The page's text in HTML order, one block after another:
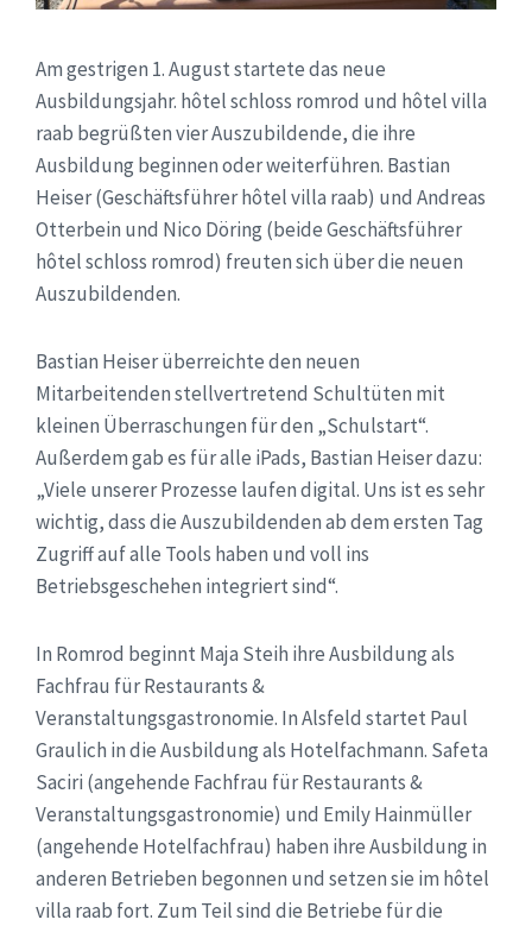
Am gestrigen 1. August startete das neue
Ausbildungsjahr. hôtel schloss romrod und hôtel villa
raab begrüßten vier Auszubildende, die ihre
Ausbildung beginnen oder weiterführen. Bastian
Heiser (Geschäftsführer hôtel villa raab) und Andreas
Otterbein und Nico Döring (beide Geschäftsführer
hôtel schloss romrod) freuten sich über die neuen
Auszubildenden.
Bastian Heiser überreichte den neuen
Mitarbeitenden stellvertretend Schultüten mit
kleinen Überraschungen für den „Schulstart“.
Außerdem gab es für alle iPads, Bastian Heiser dazu:
„Viele unserer Prozesse laufen digital. Uns ist es sehr
wichtig, dass die Auszubildenden ab dem ersten Tag
Zugriff auf alle Tools haben und voll ins
Betriebsgeschehen integriert sind“.
In Romrod beginnt Maja Steih ihre Ausbildung als
Fachfrau für Restaurants &
Veranstaltungsgastronomie. In Alsfeld startet Paul
Graulich in die Ausbildung als Hotelfachmann. Safeta
Saciri (angehende Fachfrau für Restaurants &
Veranstaltungsgastronomie) und Emily Hainmüller
(angehende Hotelfachfrau) haben ihre Ausbildung in
anderen Betrieben begonnen und setzen sie im hôtel
villa raab fort. Zum Teil sind die Betriebe für die